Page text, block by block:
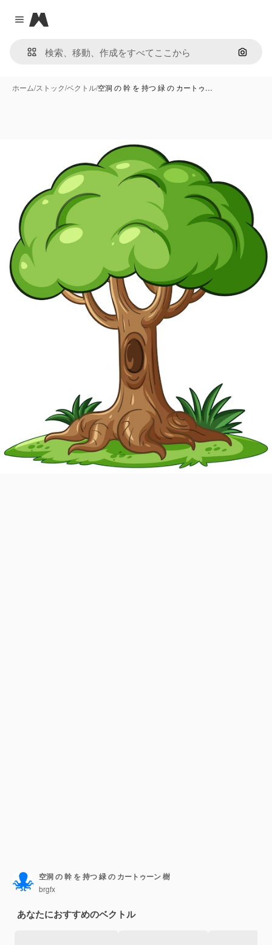
Close menu
Magnific
画像で
ホーム/ストック/ベクトル/空洞 の 幹 を 持つ 緑 の カートゥ…
空洞 の 幹 を 持つ 緑 の カートゥーン 樹
brgfx
あなたにおすすめのベクトル